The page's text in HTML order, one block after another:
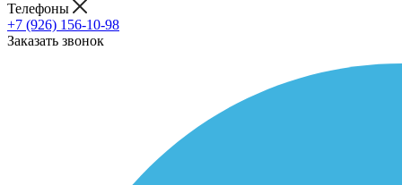
Телефоны
+7 (926) 156-10-98
Заказать звонок